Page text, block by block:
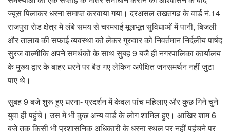
ज्यूस पिलाकर धरना समाप्त करवाया गया। दरअसल तखतगढ के वार्ड नं.14
राजपुरा रोड क्षेत्र मे लंबे समय से चरमराई मूलभूत सुविधाओं में पानी, बिजली
और तालाब की सफाई व्यवस्था को लेकर गुरुवार को निवर्तमान निर्दलीय पार्षद
सुरज वाल्मीकि अपने समर्थकों के साथ सुबह 9 बजै ही नगरपालिका कार्यालय
के मुख्य द्वार के बाहर धरने पर बैठ गए लेकिन अपेक्षित जनसमर्थन नहीं जुटा
पाए थे।
सुबह 9 बजे शुरू हुए धरना- प्रदर्शन में केवल पांच महिलाए और कुछ गिने चुने
युवा ही पहुंचे। उस मे भी कुछ अन्य वार्ड के लोग शामिल हुए। आखिर शाम 6
बजे तक किसी भी प्रशासनिक अधिकारी के धरना स्थल पर नहीं पहुंचने पर